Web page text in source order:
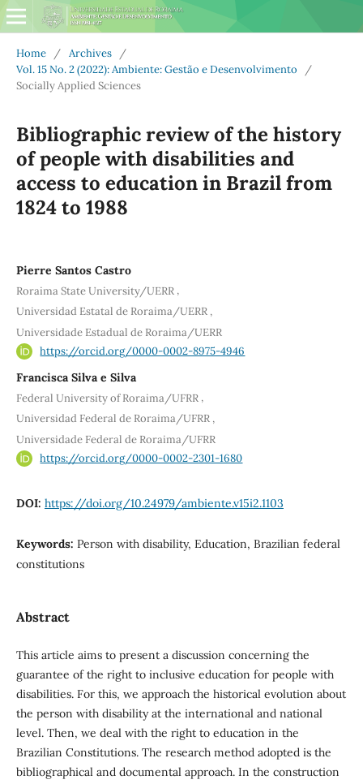
Home / Archives
/
Vol. 15 No. 2 (2022): Ambiente: Gestão e Desenvolvimento
/
Socially Applied Sciences
Bibliographic review of the history
of people with disabilities and
access to education in Brazil from
1824 to 1988
Pierre Santos Castro
Roraima State University/UERR,
Universidad Estatal de Roraima/UERR,
Universidade Estadual de Roraima/UERR
https://orcid.org/0000-0002-8975-4946
Francisca Silva e Silva
Federal University of Roraima/UFRR,
Universidad Federal de Roraima/UFRR,
Universidade Federal de Roraima/UFRR
https://orcid.org/0000-0002-2301-1680
DOI: https://doi.org/10.24979/ambiente.v15i2.1103
Keywords: Person with disability, Education, Brazilian federal
constitutions
Abstract
This article aims to present a discussion concerning the
guarantee of the right to inclusive education for people with
disabilities. For this, we approach the historical evolution about
the person with disability at the international and national
level. Then, we deal with the right to education in the
Brazilian Constitutions. The research method adopted is the
bibliographical and documental approach. In the construction